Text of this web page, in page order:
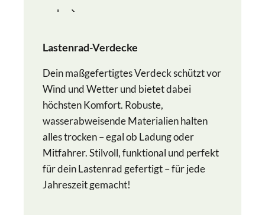
mehr
Lastenrad-Verdecke
Dein maßgefertigtes Verdeck schützt vor
Wind und Wetter und bietet dabei
höchsten Komfort. Robuste,
wasserabweisende Materialien halten
alles trocken – egal ob Ladung oder
Mitfahrer. Stilvoll, funktional und perfekt
für dein Lastenrad gefertigt – für jede
Jahreszeit gemacht!